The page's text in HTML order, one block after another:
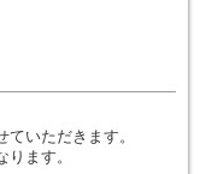
いただきます。
ます。